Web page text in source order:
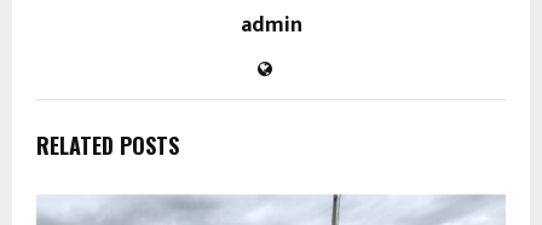
admin
RELATED POSTS